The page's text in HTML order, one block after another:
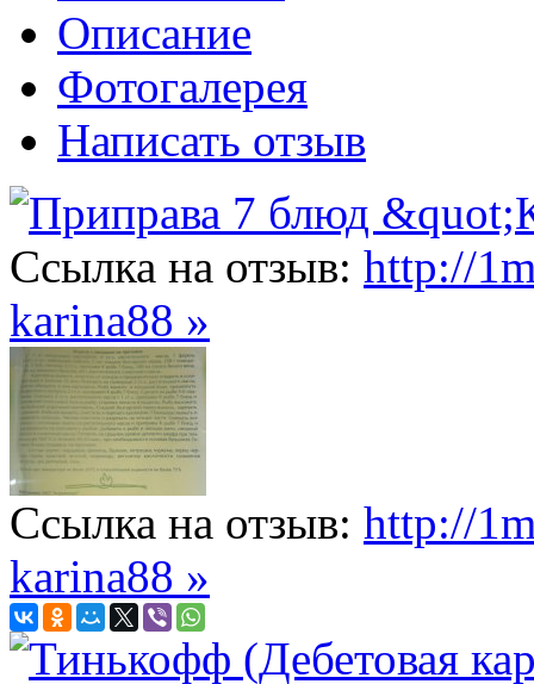
Описание
Фотогалерея
Написать отзыв
Ссылка на отзыв: http://
karina88 »
Ссылка на отзыв: http://
karina88 »